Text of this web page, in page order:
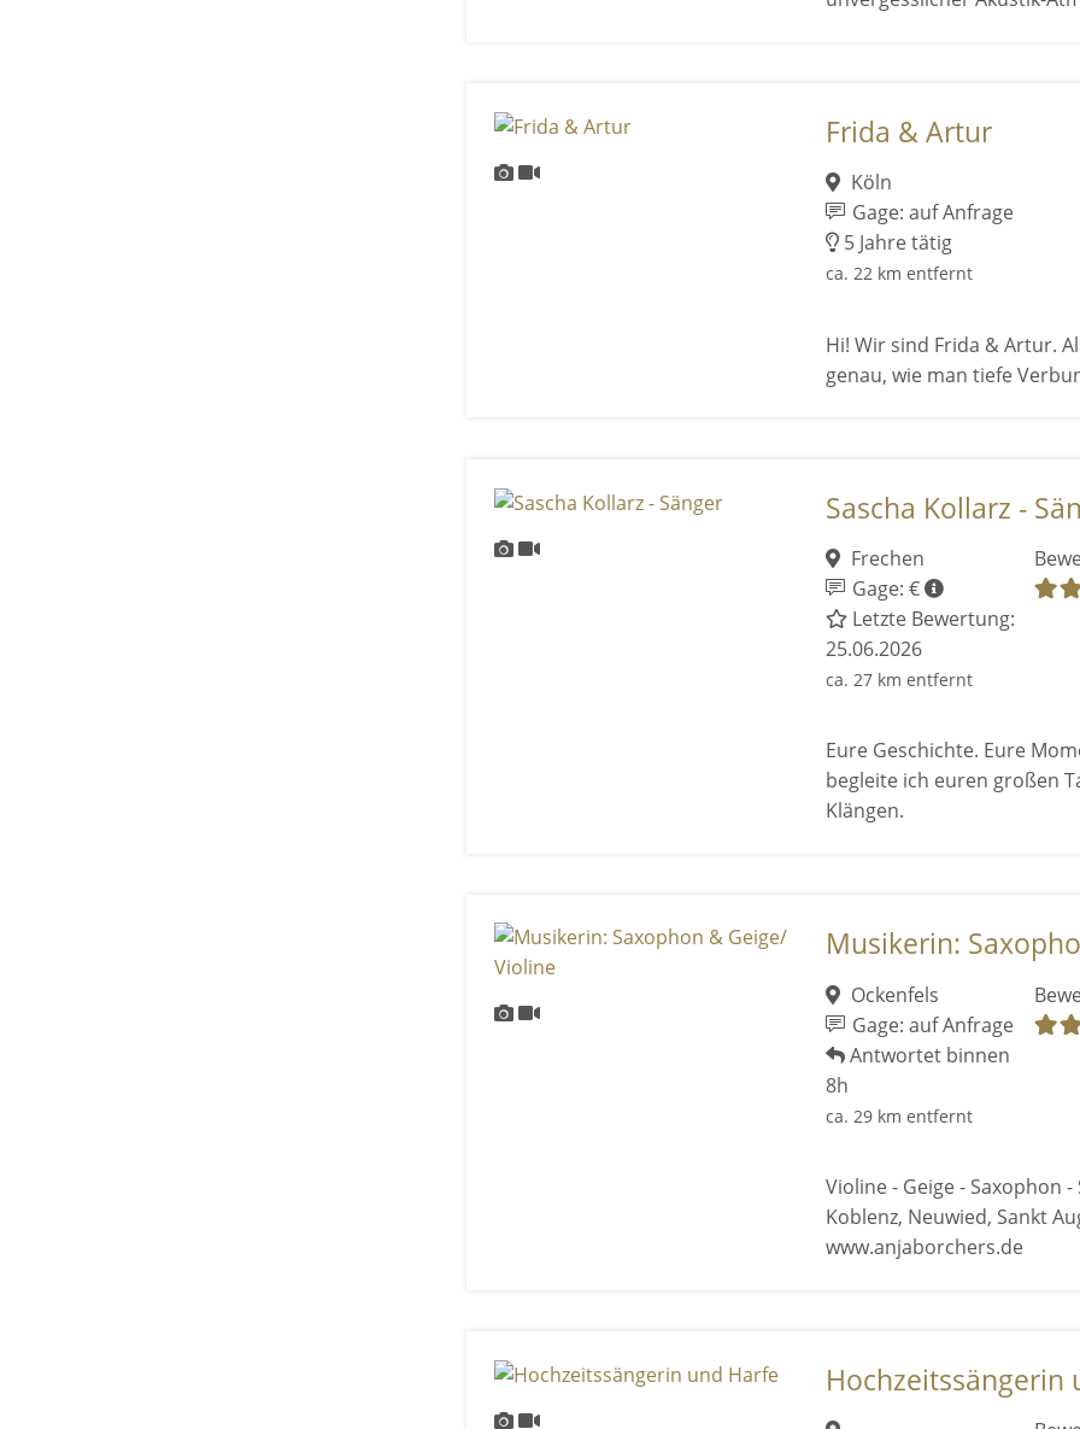
Frida & Artur
Köln
Gage: auf Anfrage
5 Jahre tätig
ca. 22 km entfernt
Hi! Wir sind Frida & Artur.
genau, wie man tiefe
Sascha Kollarz -
Frechen
Gage: €
Letzte Bewertung:
25.06.2026
ca. 27 km entfernt
Eure Geschichte. Eure
begleite ich euren großen
Klängen.
Musikerin:
Ockenfels
Gage: auf Anfrage
Antwortet binnen
8h
ca. 29 km entfernt
Violine - Geige - Saxophon -
Koblenz, Neuwied, Sankt
www.anjaborchers.de
Hochzeitssängerin